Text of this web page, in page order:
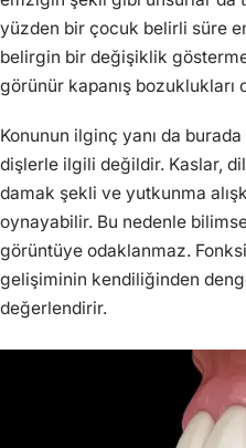
yüzden bir çocuk belirli süre
belirgin bir değişiklik
görünür kapanış bozuklukları
Konunun ilginç yanı da
dişlerle ilgili değildir. Kaslar,
damak şekli ve yutkunma
oynayabilir. Bu nedenle
görüntüye odaklanmaz.
gelişiminin kendiliğinden
değerlendirir.